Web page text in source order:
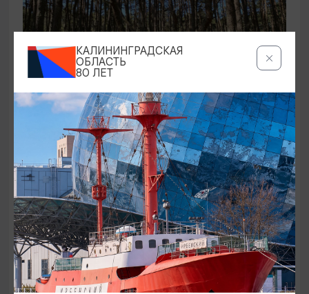
ЭКСКУРСИИ УЧРЕЖДЕНИЙ КУЛЬТУРЫ
Аудиоспектакль «Истории Куршской
косы»
01.02.2026 - 31.12.2026, 13:00
Куршская коса
ОТ 2500₽
КАЛИНИНГРАДСКАЯ
ОБЛАСТЬ
80 ЛЕТ